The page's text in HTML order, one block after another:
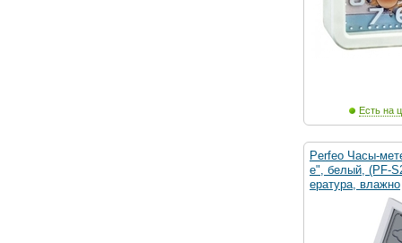
Есть на
Perfeo Часы-
e", белый, (PF-
ература, влажно